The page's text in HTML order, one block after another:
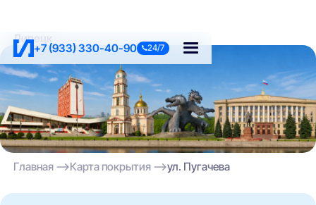
+7 (933) 330-40-90 24/7
Липецк
Главная Карта покрытия ул. Пугачева